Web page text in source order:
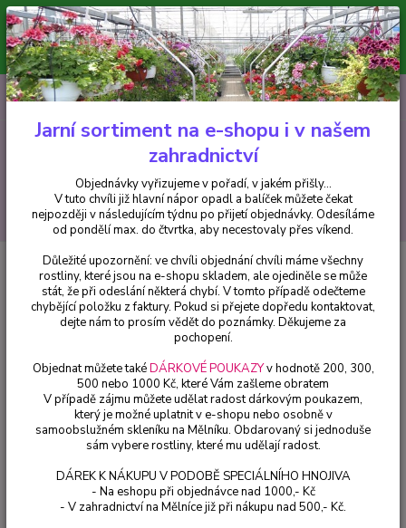
Minimální hodnota pro odeslání z e-shopu je 300 Kč.
V tuto chvíli již hlavní nápor objednávek opadl a balíček můžete čekat
nejpozději v následujícím týdnu po přijetí objednávky. Objednávky
vyřizujeme v pořadí, v jakém přišly...
CZK
Hledat
+420 602 223 614 0ks
za0 Kč
Trvalky
Gaultheria Proc. Red Baron) Indiánský penicilín-Libavka -
Gaultheria Proc. Red Baron)
Indiánský penicilín-Libavka - 1 ks
Jarní sortiment na e-shopu i v našem
zahradnictví
Objednávky vyřizujeme v pořadí, v jakém přišly...
V tuto chvíli již hlavní nápor opadl a balíček můžete čekat
nejpozději v následujícím týdnu po přijetí objednávky. Odesíláme
od pondělí max. do čtvrtka, aby necestovaly přes víkend.
Důležité upozornění: ve chvíli objednání chvíli máme všechny
rostliny, které jsou na e-shopu skladem, ale ojediněle se může
stát, že při odeslání některá chybí. V tomto případě odečteme
chybějící položku z faktury. Pokud si přejete dopředu kontaktovat,
dejte nám to prosím vědět do poznámky. Děkujeme za
pochopení.
Objednat můžete takéDÁRKOVÉ POUKAZYv hodnotě 200, 300,
500 nebo 1000 Kč, které Vám zašleme obratem
V případě zájmu můžete udělat radost dárkovým poukazem,
který je možné uplatnit v e-shopu nebo osobně v
samoobslužném skleníku na Mělníku. Obdarovaný si jednoduše
sám vybere rostliny, které mu udělají radost.
DÁREK K NÁKUPU V PODOBĚ SPECIÁLNÍHO HNOJIVA
- Na eshopu při objednávce nad 1000,- Kč
- V zahradnictví na Mělníce již při nákupu nad 500,- Kč.